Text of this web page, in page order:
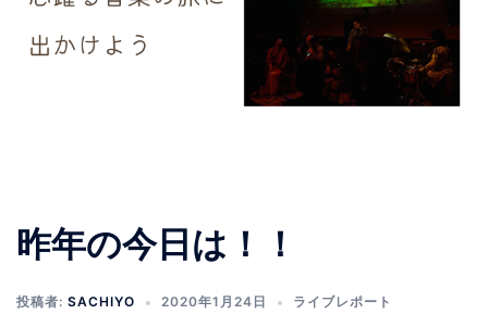
昨年の今日は！！
投稿者: SACHIYO 2020年1月24日 ライブレポート